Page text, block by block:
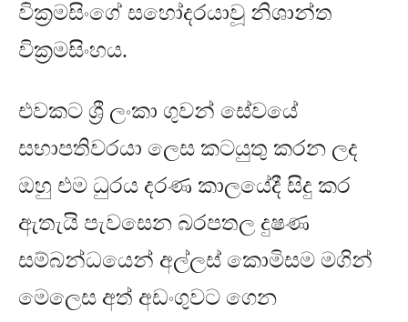
වික්‍රමසිංගේ සහෝදරයාවූ නිශාන්ත
වික්‍රමසිංහය.
එවකට ශ්‍රී ලංකා ගුවන් සේවයේ
සභාපතිවරයා ලෙස කටයුතු කරන ලද
ඔහු එම ධුරය දරණ කාලයේදී සිදු කර
ඇතැයි පැවසෙන බරපතල දුෂණ
සම්බන්ධයෙන් අල්ලස් කොමිසම මගින්
මෙලෙස අත් අඩංගුවට ගෙන